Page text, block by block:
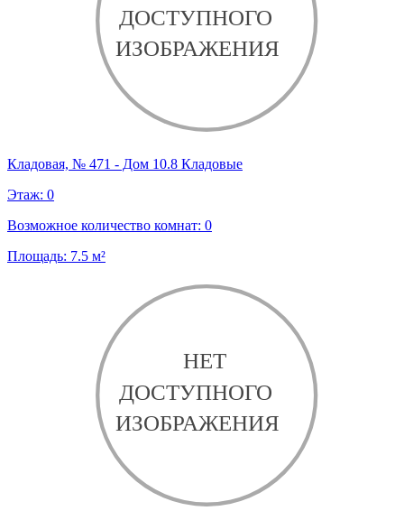
Кладовая, № 471 - Дом 10.8 Кладовые
Этаж: 0
Возможное количество комнат: 0
Площадь: 7.5 м²